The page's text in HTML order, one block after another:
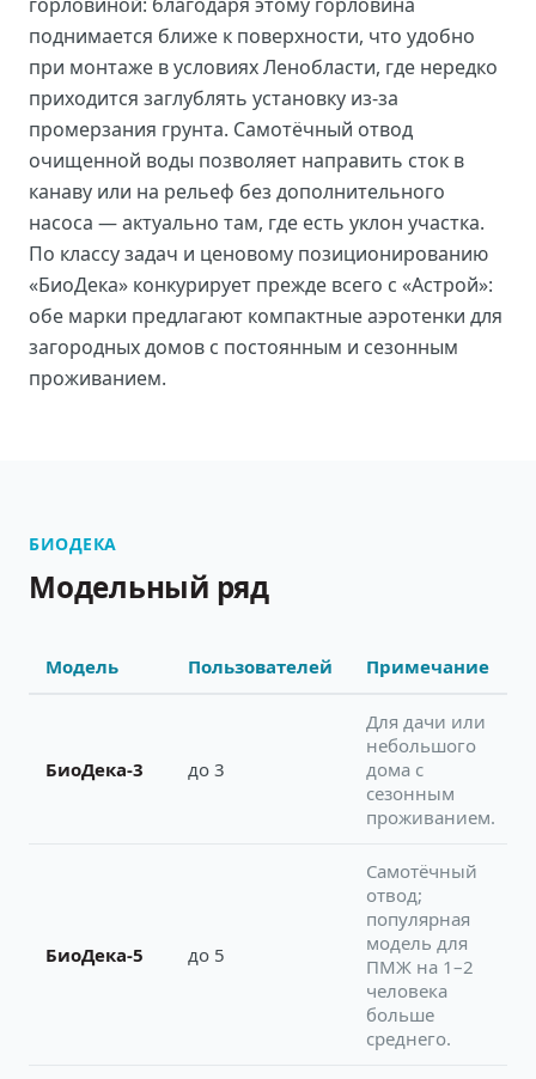
поднимается ближе к поверхности, что удобно
при монтаже в условиях Ленобласти, где нередко
приходится заглублять установку из-за
промерзания грунта. Самотёчный отвод
очищенной воды позволяет направить сток в
канаву или на рельеф без дополнительного
насоса — актуально там, где есть уклон участка.
По классу задач и ценовому позиционированию
«БиоДека» конкурирует прежде всего с «Астрой»:
обе марки предлагают компактные аэротенки для
загородных домов с постоянным и сезонным
проживанием.
БИОДЕКА
Модельный ряд
Модель Пользователей Примечание
БиоДека-3 до 3
Для дачи или
небольшого
дома с
сезонным
проживанием.
БиоДека-5 до 5
Самотёчный
отвод;
популярная
модель для
ПМЖ на 1–2
человека
больше
среднего.